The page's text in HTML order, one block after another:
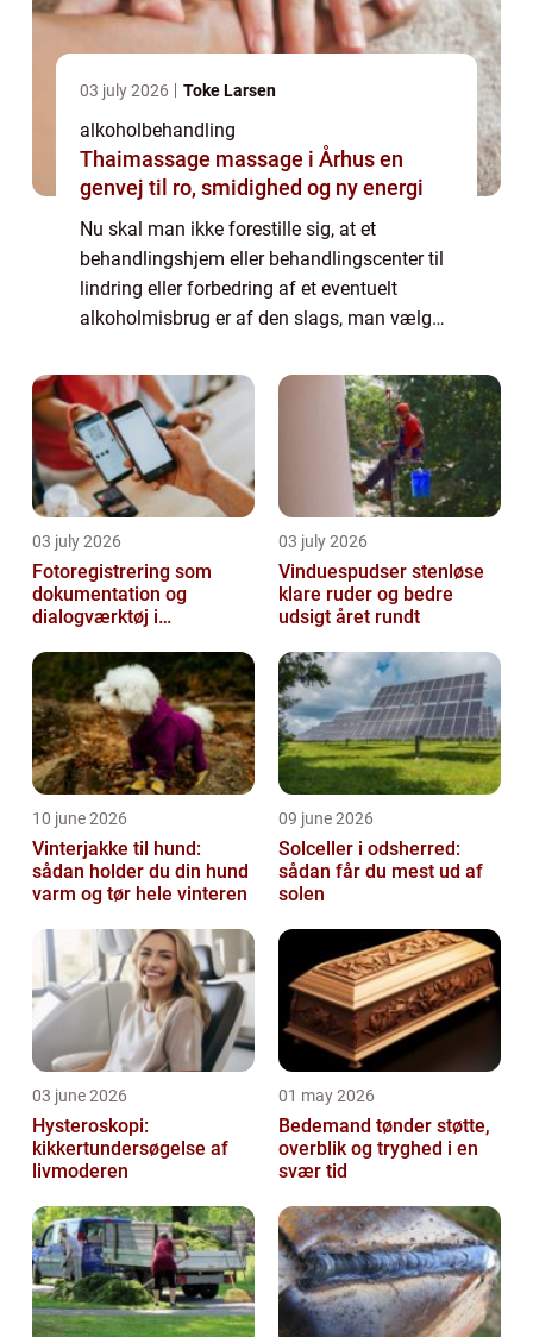
03 july 2026 Toke Larsen
alkoholbehandling
Thaimassage massage i Århus en
genvej til ro, smidighed og ny energi
Nu skal man ikke forestille sig, at et
behandlingshjem eller behandlingscenter til
lindring eller forbedring af et eventuelt
alkoholmisbrug er af den slags, man vælger
For du kan være vis på...
03 july 2026
Fotoregistrering som
dokumentation og
dialogværktøj i
03 july 2026
Vinduespudser stenløse
klare ruder og bedre
udsigt året rundt
10 june 2026
Vinterjakke til hund:
sådan holder du din hund
varm og tør hele vinteren
09 june 2026
Solceller i odsherred:
sådan får du mest ud af
solen
03 june 2026
Hysteroskopi:
kikkertundersøgelse af
livmoderen
01 may 2026
Bedemand tønder støtte,
overblik og tryghed i en
svær tid